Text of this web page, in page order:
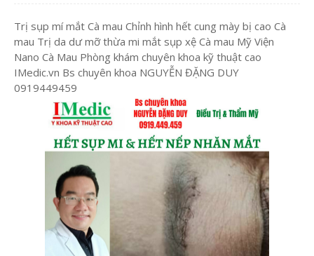
Trị sụp mí mắt Cà mau Chỉnh hình hết cung mày bị cao Cà
mau Trị da dư mỡ thừa mi mắt sụp xệ Cà mau Mỹ Viện
Nano Cà Mau Phòng khám chuyên khoa kỹ thuật cao
IMedic.vn Bs chuyên khoa NGUYỄN ĐẶNG DUY
0919449459